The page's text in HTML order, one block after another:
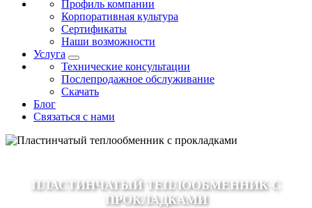
Профиль компании
Корпоративная культура
Сертификаты
Наши возможности
Услуга
Технические консультации
Послепродажное обслуживание
Скачать
Блог
Связаться с нами
ПЛАСТИНЧАТЫЙ ТЕПЛООБМЕННИК С
ПРОКЛАДКАМИ